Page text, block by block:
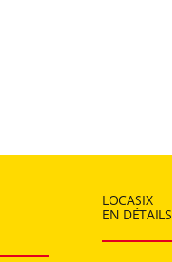
LOCASIX
EN DÉTAILS